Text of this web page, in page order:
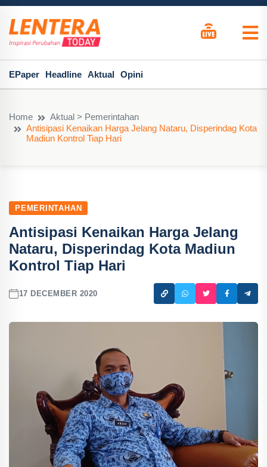
EPaper Headline Aktual Opini
Home
Aktual > Pemerintahan
Antisipasi Kenaikan Harga Jelang Nataru, Disperindag Kota
Madiun Kontrol Tiap Hari
PEMERINTAHAN
Antisipasi Kenaikan Harga Jelang
Nataru, Disperindag Kota Madiun
Kontrol Tiap Hari
17 DECEMBER 2020